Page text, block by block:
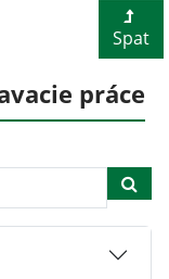
Spat
práce